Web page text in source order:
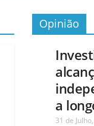
Opinião
a
31 de